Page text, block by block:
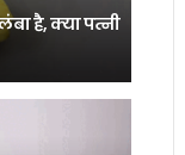
है, क्या पत्नी